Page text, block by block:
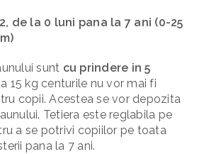
de la 0 luni pana la 7 ani (0-25
sunt cu prindere in 5
15 kg centurile nu vor mai fi
copii. Acestea se vor depozita
Tetiera este reglabila pe
a se potrivi copiilor pe toata
pana la 7 ani.